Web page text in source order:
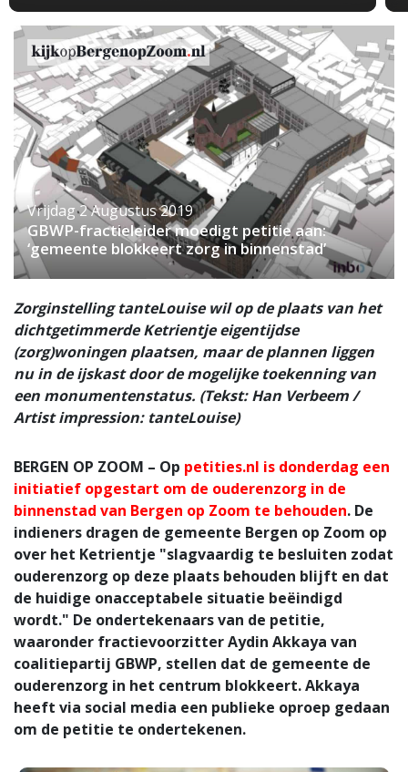
Vrijdag 2 Augustus 2019
GBWP-fractieleider moedigt petitie aan:
‘gemeente blokkeert zorg in binnenstad’
Zorginstelling tanteLouise wil op de plaats van het
dichtgetimmerde Ketrientje eigentijdse
(zorg)woningen plaatsen, maar de plannen liggen
nu in de ijskast door de mogelijke toekenning van
een monumentenstatus. (Tekst: Han Verbeem /
Artist impression: tanteLouise)
BERGEN OP ZOOM – Op petities.nl is donderdag een
initiatief opgestart om de ouderenzorg in de
binnenstad van Bergen op Zoom te behouden. De
indieners dragen de gemeente Bergen op Zoom op
over het Ketrientje "slagvaardig te besluiten zodat
ouderenzorg op deze plaats behouden blijft en dat
de huidige onacceptabele situatie beëindigd
wordt." De ondertekenaars van de petitie,
waaronder fractievoorzitter Aydin Akkaya van
coalitiepartij GBWP, stellen dat de gemeente de
ouderenzorg in het centrum blokkeert. Akkaya
heeft via social media een publieke oproep gedaan
om de petitie te ondertekenen.